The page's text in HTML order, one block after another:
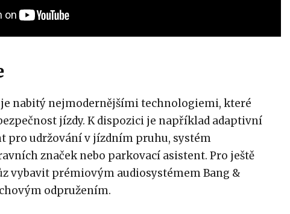
je nabitý nejmodernějšími technologiemi, které
jízdy. K dispozici je například adaptivní
pro udržování v jízdním pruhu, systém
značek nebo parkovací asistent. Pro ještě
vybavit prémiovým audiosystémem Bang &
odpružením.